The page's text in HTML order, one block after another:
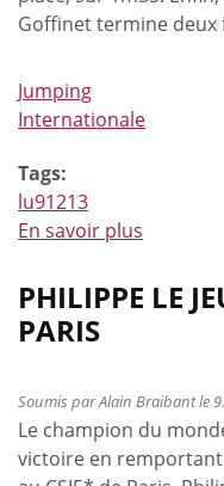
Goffinet termine deux
Jumping
Internationale
Tags:
lu91213
En savoir plus
de
Succès
Thonon
au
CSI2*
PHILIPPE LE
PARIS
Soumis parAlain Braibantle
Le champion du
victoire en